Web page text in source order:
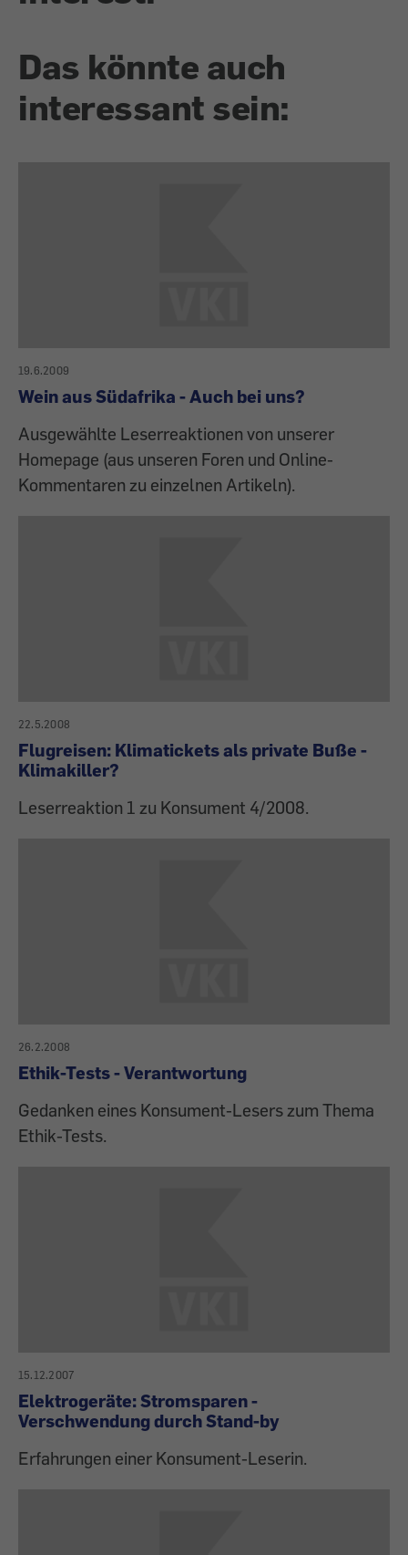
Das könnte auch
interessant sein:
19.6.2009
Wein aus Südafrika - Auch bei uns?
Ausgewählte Leserreaktionen von unserer
Homepage (aus unseren Foren und Online-
Kommentaren zu einzelnen Artikeln).
22.5.2008
Flugreisen: Klimatickets als private Buße -
Klimakiller?
Leserreaktion 1 zu Konsument 4/2008.
26.2.2008
Ethik-Tests - Verantwortung
Gedanken eines Konsument-Lesers zum Thema
Ethik-Tests.
15.12.2007
Elektrogeräte: Stromsparen -
Verschwendung durch Stand-by
Erfahrungen einer Konsument-Leserin.